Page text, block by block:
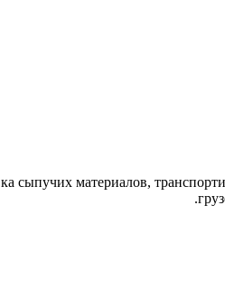
сыпучих материалов,